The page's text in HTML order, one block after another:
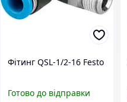
Фітинг QSL-1/2-16 Festo
Готово до відправки